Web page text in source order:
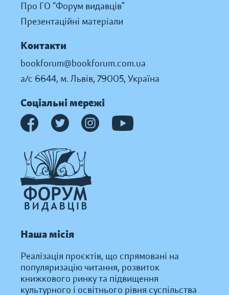
Про ГО “Форум видавців”
Презентаційні матеріали
Контакти
bookforum@bookforum.com.ua
а/с 6644, м. Львів, 79005, Україна
Соціальні мережі
Наша місія
Реалізація проєктів, що спрямовані на
популяризацію читання, розвиток
книжкового ринку та підвищення
культурного і освітнього рівня суспільства